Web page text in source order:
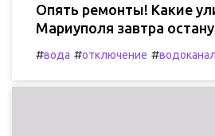
Опять ремонты! Какие
Мариуполя завтра
#вода #отключение #водоканал